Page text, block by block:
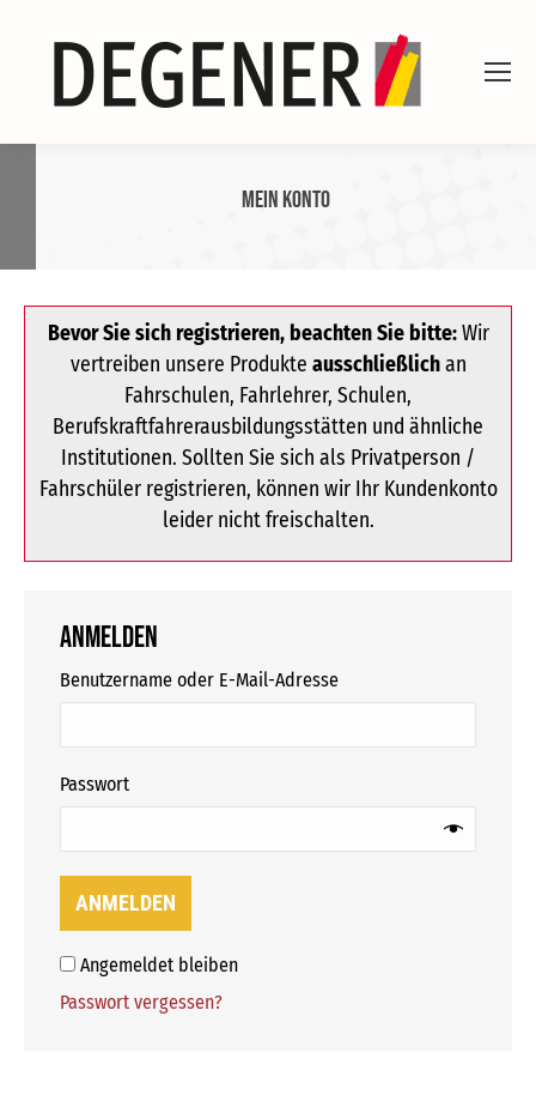
Mein Konto
Bevor Sie sich registrieren, beachten Sie bitte:Wir
vertreiben unsere Produkte ausschließlichan
Fahrschulen, Fahrlehrer, Schulen,
Berufskraftfahrerausbildungsstätten und ähnliche
Institutionen. Sollten Sie sich als Privatperson /
Fahrschüler registrieren, können wir Ihr Kundenkonto
leider nicht freischalten.
Anmelden
Benutzername oder E-Mail-Adresse
Passwort
ANMELDEN
Angemeldet bleiben
Passwort vergessen?